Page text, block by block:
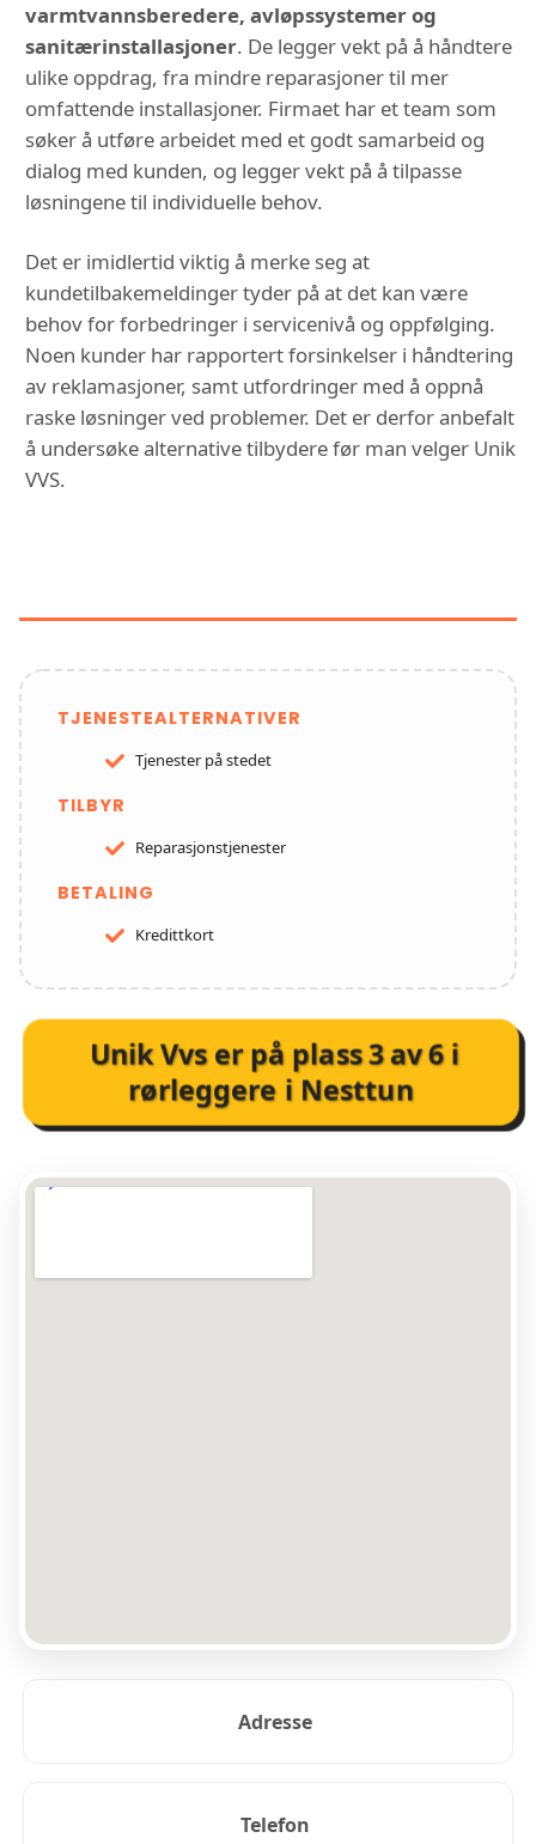
varmtvannsberedere, avløpssystemer og
sanitærinstallasjoner. De legger vekt på å håndtere
ulike oppdrag, fra mindre reparasjoner til mer
omfattende installasjoner. Firmaet har et team som
søker å utføre arbeidet med et godt samarbeid og
dialog med kunden, og legger vekt på å tilpasse
løsningene til individuelle behov.
Det er imidlertid viktig å merke seg at
kundetilbakemeldinger tyder på at det kan være
behov for forbedringer i servicenivå og oppfølging.
Noen kunder har rapportert forsinkelser i håndtering
av reklamasjoner, samt utfordringer med å oppnå
raske løsninger ved problemer. Det er derfor anbefalt
å undersøke alternative tilbydere før man velger Unik
VVS.
TJENESTEALTERNATIVER
Tjenester på stedet
TILBYR
Reparasjonstjenester
BETALING
Kredittkort
Unik Vvs er på plass3av6 i
rørleggere i Nesttun
Adresse
Telefon